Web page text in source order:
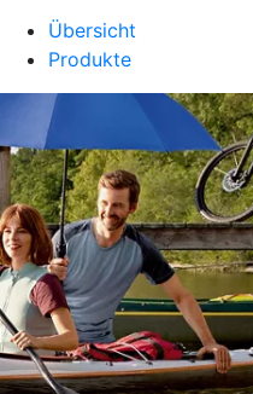
Übersicht
Produkte